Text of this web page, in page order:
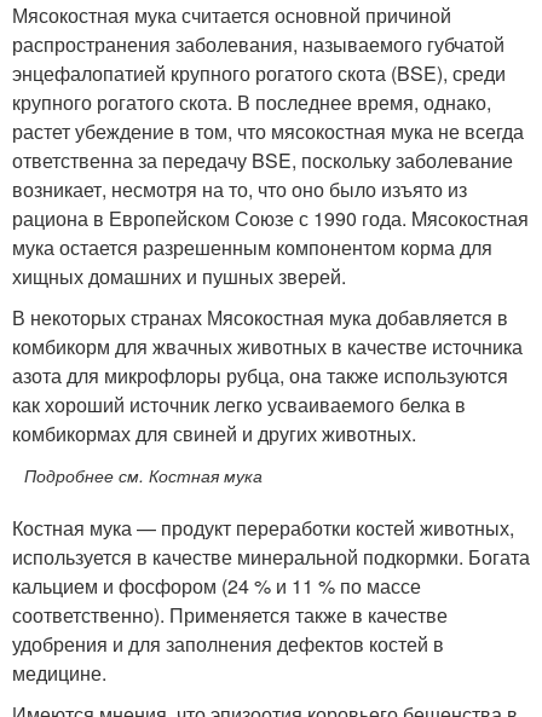
Мясокостная мука считается основной причиной
распространения заболевания, называемого губчатой ​​
энцефалопатией крупного рогатого скота (BSE), среди
крупного рогатого скота. В последнее время, однако,
растет убеждение в том, что мясокостная мука не всегда
ответственна за передачу BSE, поскольку заболевание
возникает, несмотря на то, что оно было изъято из
рациона в Европейском Союзе с 1990 года. Mясокостная
мука остается разрешенным компонентом корма для
хищных домашних и пушных зверей.
В некоторых странах Мясокостная мука добавляeтся в
комбикорм для жвачных животных в качестве источника
азота для микрофлоры рубца, онa также используются
как хороший источник легко усваиваемого белка в
комбикормах для свиней и других животных.
Подробнее см. Костная мука
Костная мука — продукт переработки костей животных,
используется в качестве минеральной подкормки. Богата
кальцием и фосфором (24 % и 11 % по массе
соответственно). Применяется также в качестве
удобрения и для заполнения дефектов костей в
медицине.